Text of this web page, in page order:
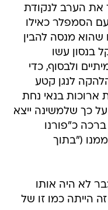
את הערב לנקודת
הסמפלר כאילו
שהוא מנסה להבין
בנסון עשו
ולבסוף, כדי
לנגן קטע
ארוכות בנאי נחת
כך שלמשינה ייצא
כ"פורנו
("בתוך
לא היה אותו
הייתה כמו זו של